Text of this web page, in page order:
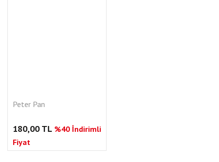
Peter Pan
180,00 TL %40 İndirimli
Fiyat